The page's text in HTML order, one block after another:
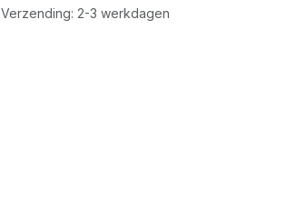
Verzending: 2-3 werkdagen